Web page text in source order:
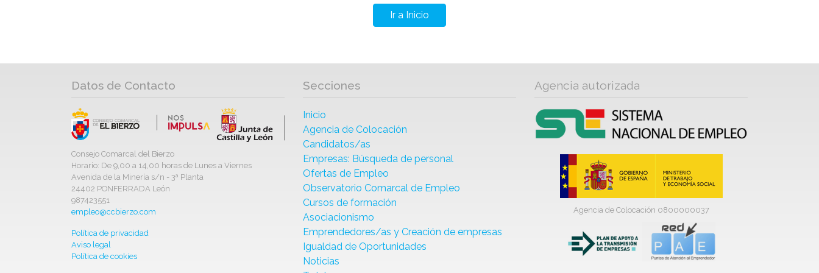
Ir a Inicio
Datos de Contacto
Consejo Comarcal del Bierzo
Horario: De 9,00 a 14,00 horas de Lunes a Viernes
Avenida de la Minería s/n - 3ª Planta
24402 PONFERRADA León
987423551
empleo@ccbierzo.com
Política de privacidad
Aviso legal
Política de cookies
Secciones
Inicio
Agencia de Colocación
Candidatos/as
Empresas: Búsqueda de personal
Ofertas de Empleo
Observatorio Comarcal de Empleo
Cursos de formación
Asociacionismo
Emprendedores/as y Creación de empresas
Igualdad de Oportunidades
Noticias
Agencia autorizada
Agencia de Colocación 0800000037